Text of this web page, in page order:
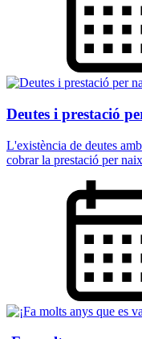
Deutes i prestació
L'existència de deutes
cobrar la prestació per